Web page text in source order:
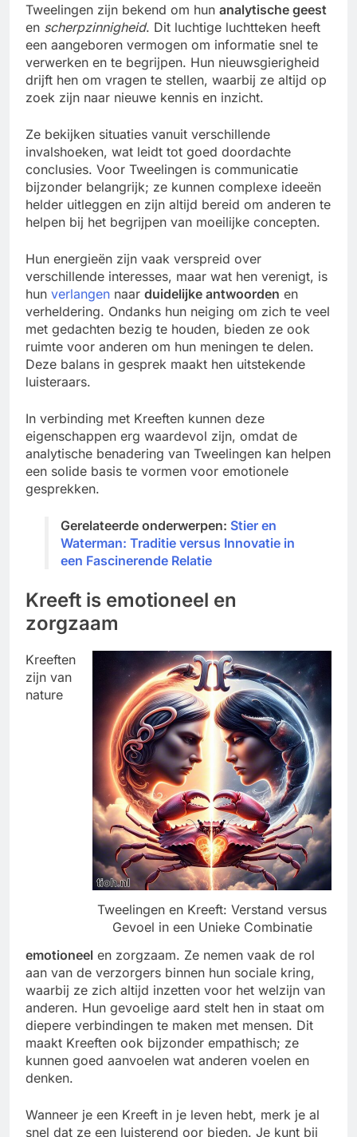
Tweelingen zijn bekend om hun analytische geest
en scherpzinnigheid. Dit luchtige luchtteken heeft
een aangeboren vermogen om informatie snel te
verwerken en te begrijpen. Hun nieuwsgierigheid
drijft hen om vragen te stellen, waarbij ze altijd op
zoek zijn naar nieuwe kennis en inzicht.
Ze bekijken situaties vanuit verschillende
invalshoeken, wat leidt tot goed doordachte
conclusies. Voor Tweelingen is communicatie
bijzonder belangrijk; ze kunnen complexe ideeën
helder uitleggen en zijn altijd bereid om anderen te
helpen bij het begrijpen van moeilijke concepten.
Hun energieën zijn vaak verspreid over
verschillende interesses, maar wat hen verenigt, is
hun verlangen naar duidelijke antwoorden en
verheldering. Ondanks hun neiging om zich te veel
met gedachten bezig te houden, bieden ze ook
ruimte voor anderen om hun meningen te delen.
Deze balans in gesprek maakt hen uitstekende
luisteraars.
In verbinding met Kreeften kunnen deze
eigenschappen erg waardevol zijn, omdat de
analytische benadering van Tweelingen kan helpen
een solide basis te vormen voor emotionele
gesprekken.
Gerelateerde onderwerpen: Stier en
Waterman: Traditie versus Innovatie in
een Fascinerende Relatie
Kreeft is emotioneel en
zorgzaam
Tweelingen en Kreeft: Verstand versus
Gevoel in een Unieke Combinatie
Kreeften
zijn van
nature
emotioneel en zorgzaam. Ze nemen vaak de rol
aan van de verzorgers binnen hun sociale kring,
waarbij ze zich altijd inzetten voor het welzijn van
anderen. Hun gevoelige aard stelt hen in staat om
diepere verbindingen te maken met mensen. Dit
maakt Kreeften ook bijzonder empathisch; ze
kunnen goed aanvoelen wat anderen voelen en
denken.
Wanneer je een Kreeft in je leven hebt, merk je al
snel dat ze een luisterend oor bieden. Je kunt bij